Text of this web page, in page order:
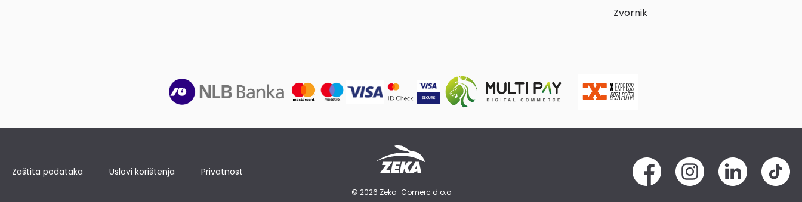
Zvornik
Zaštita podataka Uslovi korištenja Privatnost
© 2026 Zeka-Comerc d.o.o